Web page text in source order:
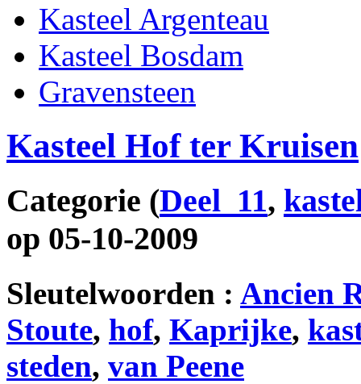
Kasteel Argenteau
Kasteel Bosdam
Gravensteen
Kasteel Hof ter Kruisen
Categorie (Deel_11,
op 05-10-2009
Sleutelwoorden : Ancien
Stoute, hof, Kaprijke,
steden, van Peene